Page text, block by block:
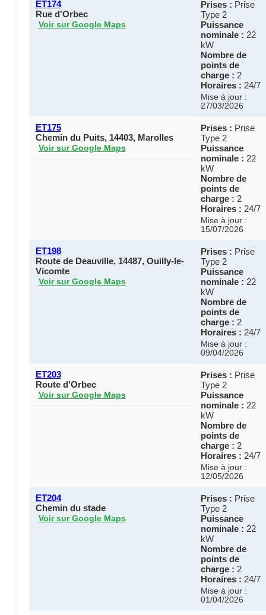
ET174
Rue d'Orbec
Voir sur Google Maps
Prises : Prise
Type 2
Puissance
nominale : 22
kW
Nombre de
points de
charge : 2
Horaires : 24/7
Mise à jour :
27/03/2026
ET175
Chemin du Puits, 14403, Marolles
Voir sur Google Maps
Prises : Prise
Type 2
Puissance
nominale : 22
kW
Nombre de
points de
charge : 2
Horaires : 24/7
Mise à jour :
15/07/2026
ET198
Route de Deauville, 14487, Ouilly-le-
Vicomte
Voir sur Google Maps
Prises : Prise
Type 2
Puissance
nominale : 22
kW
Nombre de
points de
charge : 2
Horaires : 24/7
Mise à jour :
09/04/2026
ET203
Route d'Orbec
Voir sur Google Maps
Prises : Prise
Type 2
Puissance
nominale : 22
kW
Nombre de
points de
charge : 2
Horaires : 24/7
Mise à jour :
12/05/2026
ET204
Chemin du stade
Voir sur Google Maps
Prises : Prise
Type 2
Puissance
nominale : 22
kW
Nombre de
points de
charge : 2
Horaires : 24/7
Mise à jour :
01/04/2026